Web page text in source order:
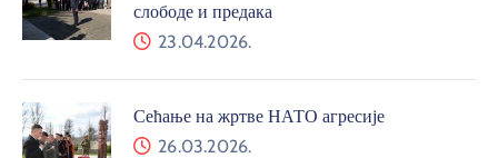
слободе и предака
23.04.2026.
Сећање на жртве НАТО агресије
26.03.2026.